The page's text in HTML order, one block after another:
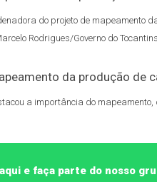
do projeto de
Rodrigues/Governo do Tocantins
a importância do
e faça parte do nosso